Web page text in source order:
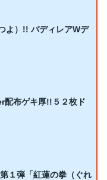
よ）!! バディレアWデ
配布ゲキ厚!!５２枚ド
１弾「紅蓮の拳（ぐれ